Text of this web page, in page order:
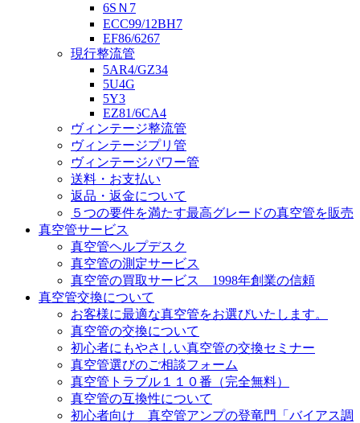
6SＮ7
ECC99/12BH7
EF86/6267
現行整流管
5AR4/GZ34
5U4G
5Y3
EZ81/6CA4
ヴィンテージ整流管
ヴィンテージプリ管
ヴィンテージパワー管
送料・お支払い
返品・返金について
５つの要件を満たす最高グレードの真空管を販売
真空管サービス
真空管ヘルプデスク
真空管の測定サービス
真空管の買取サービス 1998年創業の信頼
真空管交換について
お客様に最適な真空管をお選びいたします。
真空管の交換について
初心者にもやさしい真空管の交換セミナー
真空管選びのご相談フォーム
真空管トラブル１１０番（完全無料）
真空管の互換性について
初心者向け 真空管アンプの登竜門「バイアス調